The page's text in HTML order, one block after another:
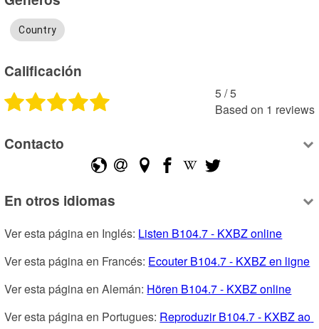
Country
Calificación
5 /5
Based on 1 reviews
Contacto
En otros idiomas
Ver esta página en Inglés: Listen B104.7 - KXBZ online
Ver esta página en Francés: Ecouter B104.7 - KXBZ en ligne
Ver esta página en Alemán: Hören B104.7 - KXBZ online
Ver esta página en Portugues: Reproduzir B104.7 - KXBZ ao